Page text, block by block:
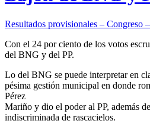
Resultados provisionales – Congreso
Con el 24 por ciento de los votos
del BNG y del PP.
Lo del BNG se puede interpretar en
pésima gestión municipal en donde
Pérez
Mariño y dio el poder al PP, además
indiscriminada de rascacielos.